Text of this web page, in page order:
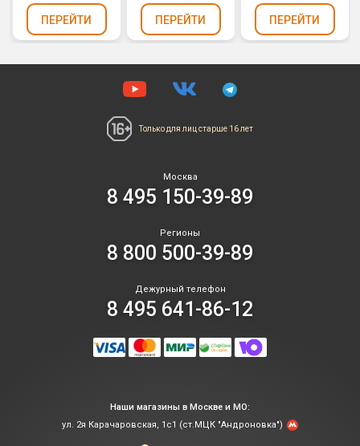
ПЕРЕЙТИ ПЕРЕЙТИ ПЕРЕЙТИ
Только для лиц старше 16 лет
Москва
8 495 150-39-89
Регионы
8 800 500-39-89
Дежурный телефон
8 495 641-86-12
Наши магазины в Москве и МО:
ул. 2я Карачаровская, 1с1 (ст.МЦК "Андроновка")